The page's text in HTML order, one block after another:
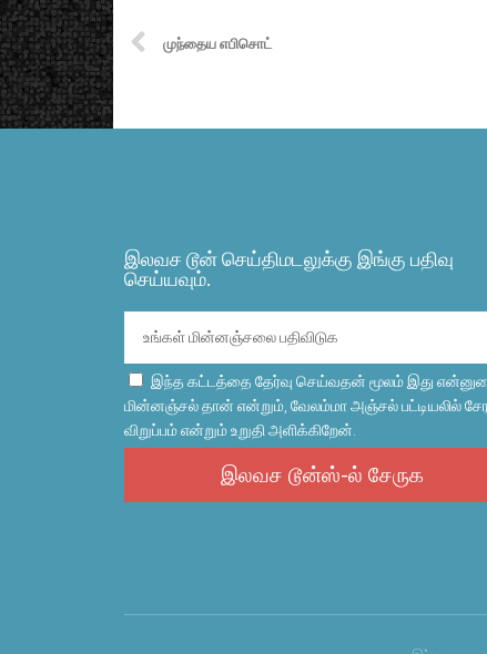
முந்தைய எபிசொட்
இலவச டூன் செய்திமடலுக்கு இங்கு பதிவு
செய்யவும்.
இந்த கட்டத்தை தேர்வு செய்வதன் மூலம் இது
மின்னஞ்சல் தான் என்றும், வேலம்மா அஞ்சல் பட்டியலில்
விறுப்பம் என்றும் உறுதி அளிக்கிறேன்.
இலவச டூன்ஸ்-ல் சேருக